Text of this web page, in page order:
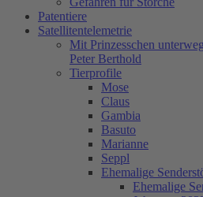
Patentiere
Satellitentelemetrie
Mit Prinzesschen
Peter Berthold
Tierprofile
Mose
Claus
Gambia
Basuto
Marianne
Seppl
Ehemalige
Ehemalige